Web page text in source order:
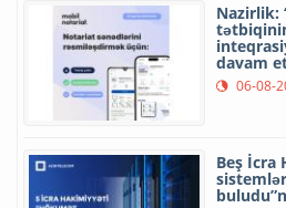
Nazirlik:
davam
06-08-
Beş İcra